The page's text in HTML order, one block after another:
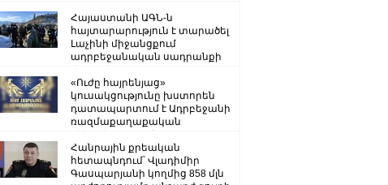
Հայաստանի ԱԳՆ-ն
հայտարարություն է տարածել
Լաչինի միջանցքում
ադրբեջանական սադրանքի
«Ուժը հայրենյաց»
կուսակցությունը խստորեն
դատապարտում է Ադրբեջանի
ռազմաքաղաքական
Հանրային քրեական
հետապնդում՝ Վլադիմիր
Գասպարյանի կողմից 858 մլն